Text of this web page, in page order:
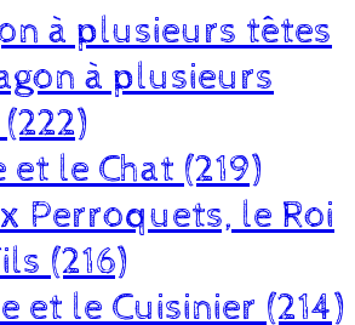
à plusieurs têtes
à plusieurs
et le Chat (219)
Perroquets, le Roi
(216)
et le Cuisinier (214)